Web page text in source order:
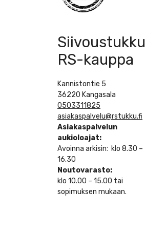
Siivoustukku
RS-kauppa
Kannistontie 5
36220 Kangasala
0503311825
asiakaspalvelu@rstukku.fi
Asiakaspalvelun
aukioloajat:
Avoinna arkisin: klo 8.30 –
16.30
Noutovarasto:
klo 10.00 – 15.00 tai
sopimuksen mukaan.